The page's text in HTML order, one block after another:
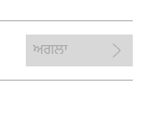
ਅਗਲਾ